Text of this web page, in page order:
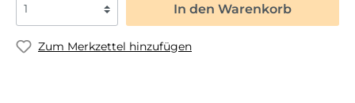
In den Warenkorb
Zum Merkzettel hinzufügen